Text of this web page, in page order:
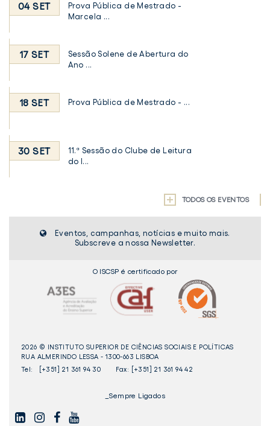
04 SET
Prova Pública de Mestrado -
Marcela ...
17 SET
Sessão Solene de Abertura do
Ano ...
18 SET Prova Pública de Mestrado - ...
30 SET
11.ª Sessão do Clube de Leitura
do I...
TODOS OS EVENTOS
Eventos, campanhas, notícias e muito mais.
Subscreve a nossa Newsletter.
O ISCSP é certificado por
2026 © INSTITUTO SUPERIOR DE CIÊNCIAS SOCIAIS E POLÍTICAS
RUA ALMERINDO LESSA - 1300-663 LISBOA
Tel:
[+351] 21 361 94 30 Fax: [+351] 21 361 94 42
_Sempre Ligados